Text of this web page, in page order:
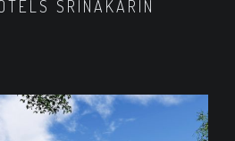
SRINAKARIN